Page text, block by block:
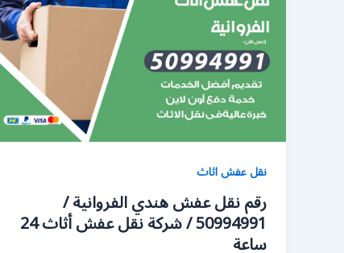
نقل عفش اثاث
رقم نقل عفش هندي الفروانية /
50994991 / شركة نقل عفش أثاث 24
ساعة